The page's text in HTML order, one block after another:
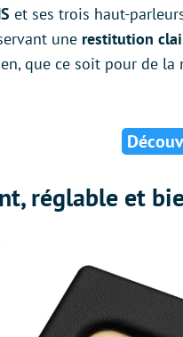
et ses trois haut-
une restitution
que ce soit pour de la
réglable et